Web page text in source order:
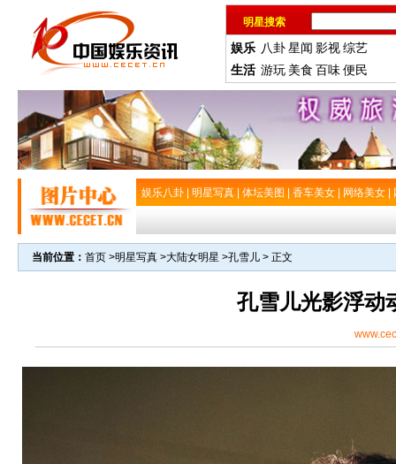
明星搜索
娱乐 八卦星闻 影视综艺
生活 游玩 美食 百味便民
娱乐八卦 明星写真 体坛美图 香车美女 网络美女
当前位置： 首页 >明星写真 >大陆女明星 >孔雪儿 > 正文
孔雪儿光影浮动